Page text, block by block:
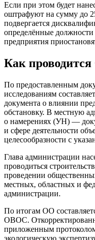
Если при этом будет
оштрафуют на сумму до
подвергается
определённые должности
предприятия
Как
По предоставленным
исследованиям
документа о влиянии
обстановку. В местную
о намерениях (УН) —
и сфере деятельности
целесообразности с
Глава администрации
проводиться
проведении
местных, областных и
администрации.
По итогам ОО
ОВОС.
приложенным
экологическую